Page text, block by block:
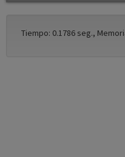
Tiempo: 0.1786 seg.,